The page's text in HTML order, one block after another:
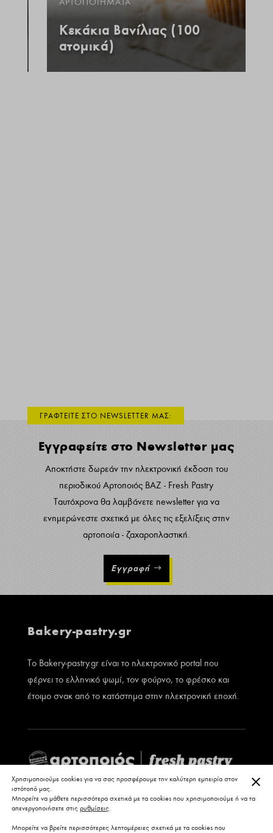
Κεκάκια Βανίλιας (100
ατομικά)
ΓΡΑΦΤΕΙΤΕ ΣΤΟ NEWSLETTER ΜΑΣ:
Εγγραφείτε στο Newsletter μας
Αποκτήστε δωρεάν την ηλεκτρονική έκδοση του
περιοδικού Αρτοποιός ΒΑΖ - Fresh Pastry
Ταυτόχρονα θα λαμβάνετε newsletter για να
ενημερώνεστε σχετικά με όλες τις εξελίξεις στην
αρτοποιία - ζαχαροπλαστική.
Εγγραφή
Bakery-pastry.gr
Το Bakery-pastry.gr είναι το ηλεκτρονικό portal που
φέρνει το ελληνικό ψωμί, τον φούρνο, το φρέσκο και
έτοιμο σνακ από το κατάστημα στην ηλεκτρονική εποχή.
Χρησιμοποιούμε cookies για να σας προσφέρουμε την καλύτερη εμπειρία στον
ιστότοπό μας.
Μπορείτε να μάθετε περισσότερα σχετικά με τα cookies που χρησιμοποιούμε ή να τα
απενεργοποιήσετε στις ρυθμίσεις.
Μπορείτε να βρείτε περισσότερες λεπτομέρειες σχετικά με τα cookies που